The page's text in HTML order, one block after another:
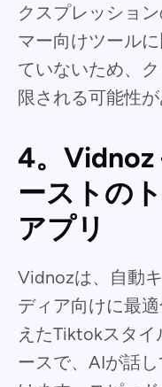
クスプレッショ
マー向けツール
ていないため、
限される可能性が
4。
ーストの
アプリ
Vidnozは、自動
ディア向けに最
えたTiktokスタイ
ースで、AIが話